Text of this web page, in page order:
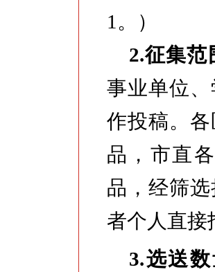
1。）
2.征集范
事业单位
作投稿。
品，市直
品，经筛
者个人直接
3.选送